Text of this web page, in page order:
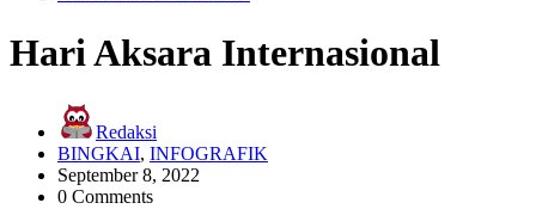
Hari Aksara Internasional
Redaksi
BINGKAI, INFOGRAFIK
September 8, 2022
0 Comments